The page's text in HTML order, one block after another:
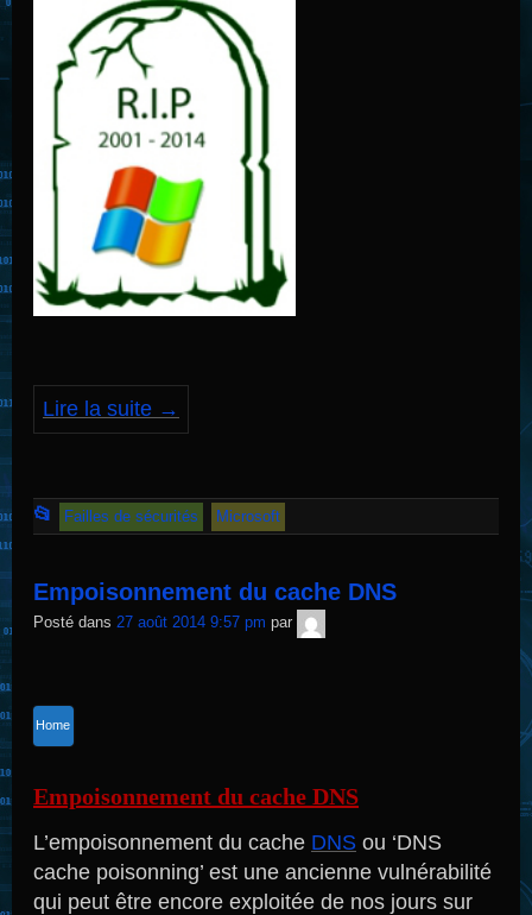
Lire la suite →
📂
Cet
été
Failles de sécurités Microsoft
Empoisonnement du cache DNS
Posté dans 27 août 2014 9:57 pm par
Sécurité
Home
Empoisonnement du cache DNS
L’empoisonnement du cache DNS ou ‘DNS
cache poisonning’ est une ancienne vulnérabilité
qui peut être encore exploitée de nos jours sur